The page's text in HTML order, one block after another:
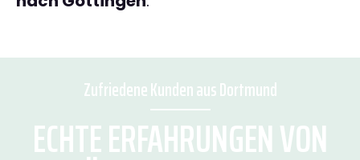
Zufriedene Kunden aus Dortmund
ECHTE ERFAHRUNGEN VON